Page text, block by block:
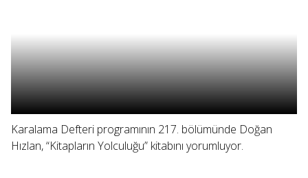
Karalama Defteri programının 217. bölümünde Doğan
Hızlan, “Kitapların Yolculuğu” kitabını yorumluyor.